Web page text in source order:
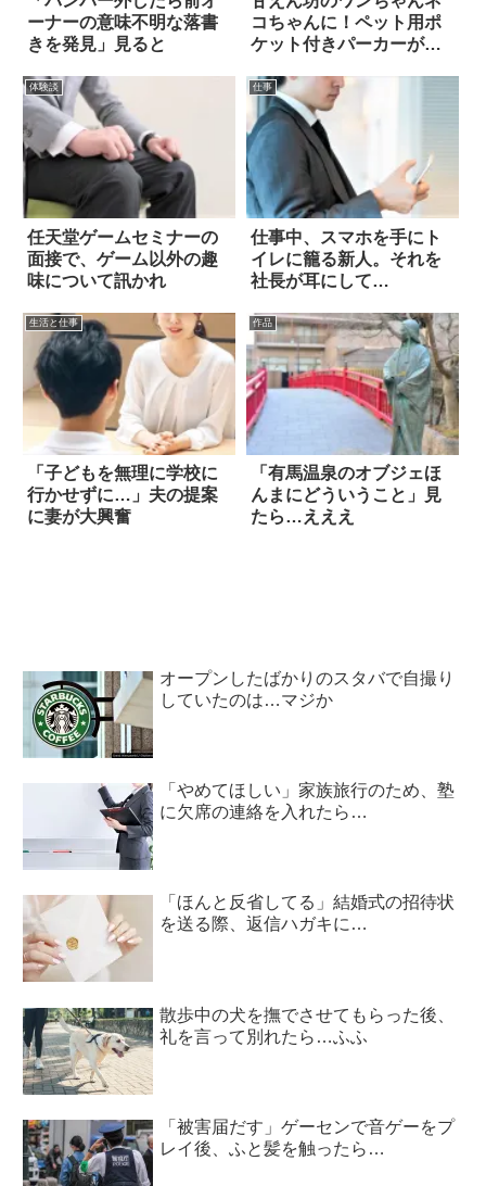
ーナーの意味不明な落書
きを発見」見ると
コちゃんに！ペット用ポ
ケット付きパーカーが話
体験談
任天堂ゲームセミナーの
面接で、ゲーム以外の趣
味について訊かれ
仕事
仕事中、スマホを手にト
イレに籠る新人。それを
社長が耳にして…
生活と仕事
「子どもを無理に学校に
行かせずに…」夫の提案
に妻が大興奮
作品
「有馬温泉のオブジェほ
んまにどういうこと」見
たら…えええ
オープンしたばかりのスタバで自撮り
していたのは…マジか
「やめてほしい」家族旅行のため、塾
に欠席の連絡を入れたら…
「ほんと反省してる」結婚式の招待状
を送る際、返信ハガキに…
散歩中の犬を撫でさせてもらった後、
礼を言って別れたら…ふふ
「被害届だす」ゲーセンで音ゲーをプ
レイ後、ふと髪を触ったら…